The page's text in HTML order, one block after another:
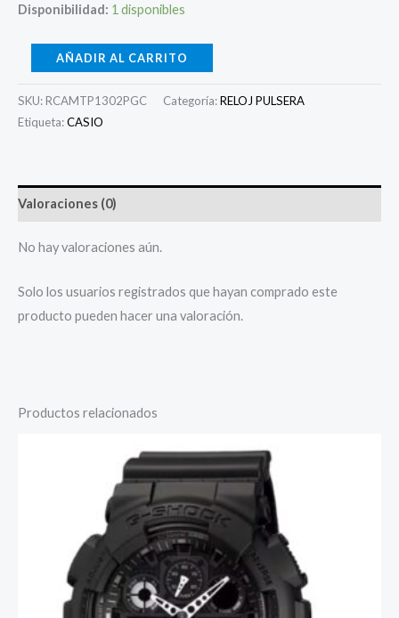
Disponibilidad: 1 disponibles
AÑADIR AL CARRITO
SKU: RCAMTP1302PGC Categoría:RELOJ PULSERA
Etiqueta:CASIO
Valoraciones (0)
No hay valoraciones aún.
Solo los usuarios registrados que hayan comprado este
producto pueden hacer una valoración.
Productos relacionados